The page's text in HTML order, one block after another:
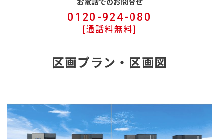
お電話でのお問合せ
0120-924-080
[通話料無料]
区画プラン・区画図